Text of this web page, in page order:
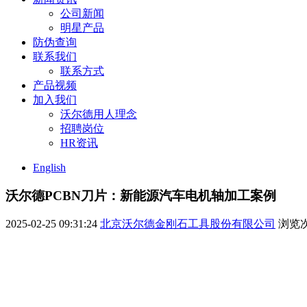
公司新闻
明星产品
防伪查询
联系我们
联系方式
产品视频
加入我们
沃尔德用人理念
招聘岗位
HR资讯
English
沃尔德PCBN刀片：新能源汽车电机轴加工案例
2025-02-25 09:31:24 北京沃尔德金刚石工具股份有限公司 浏览